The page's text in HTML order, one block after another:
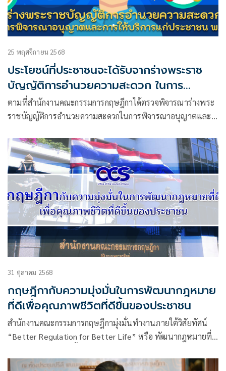
25 พฤศจิกายน 2568
ประโยชน์ที่ประชาชนจะได้รับจากร่างพระราช
บัญญัติการอำนวยความสะดวก ในการ
พิจารณาอนุญาตและการให้บริการแก่ประชาชน
พ.ศ. ....
ตามที่สำนักงานคณะกรรมการกฤษฎีกาได้ตรวจพิจารณาร่างพระ
ราชบัญญัติการอำนวยความสะดวกในการพิจารณาอนุญาตและ
31 ตุลาคม 2568
กฤษฎีกากับความมุ่งมั่นในการพัฒนากฎหมาย
ที่ดีเพื่อคุณภาพชีวิตที่ดีขึ้นของประชาชน
สำนักงานคณะกรรมการกฤษฎีกามุ่งมั่นทำงานภายใต้วิสัยทัศน์
“Better Regulation for Better Life” หรือ พัฒนากฎหมายที่ดี
งานของภาครัฐ ยึดถือความถูกต้องตามหลักวิชาการ และคำนึงถึง